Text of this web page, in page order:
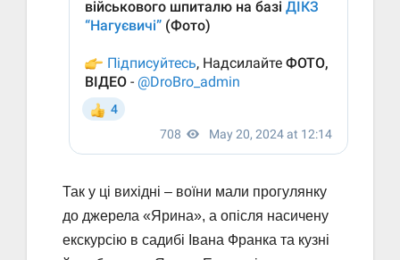
Так у ці вихідні – воїни мали прогулянку
до джерела «Ярина», а опісля насичену
екскурсію в садибі Івана Франка та кузні